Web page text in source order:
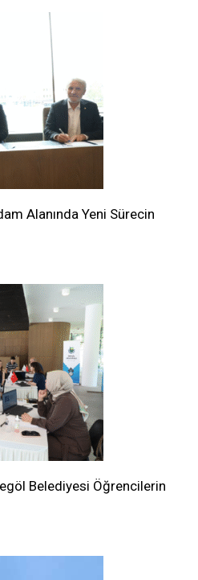
Alanında Yeni Sürecin
Belediyesi Öğrencilerin